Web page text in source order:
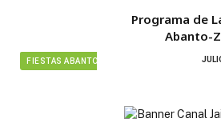
FIESTAS ABANTO ZIERBENA
Programa de
Abanto-